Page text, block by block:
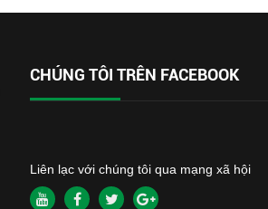
CHÚNG TÔI TRÊN FACEBOOK
Liên lạc với chúng tôi qua mạng xã hội